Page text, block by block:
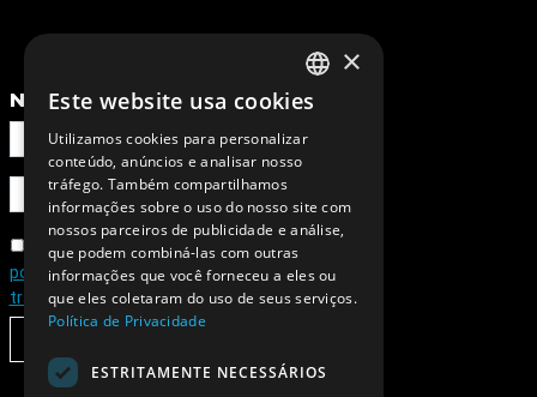
NEWSLETTER
Concordo com a
política de privacidade e de
tratamento de dados pessoais
PORTUGUESE
ENGLISH
×
Este website usa cookies
Utilizamos cookies para personalizar
conteúdo, anúncios e analisar nosso
tráfego. Também compartilhamos
informações sobre o uso do nosso site com
nossos parceiros de publicidade e análise,
que podem combiná-las com outras
informações que você forneceu a eles ou
que eles coletaram do uso de seus serviços.
Política de Privacidade
ESTRITAMENTE NECESSÁRIOS